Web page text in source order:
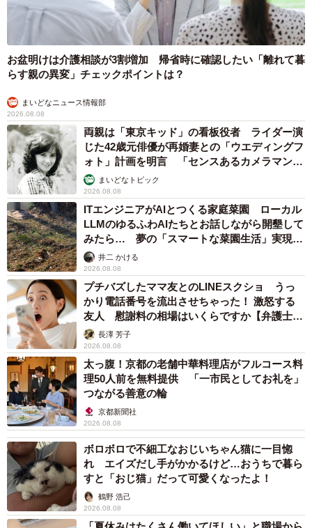
お盆明けは介護相談が3割増加 帰省時に確認したい「離れて暮
らす親の異変」チェックポイントは？
まいどなニュース情報部
2026.08.08
両親は「東京キッド」の看板役者 ライダー演
じた42歳元俳優が再婚妻との「ウエディングフ
ォト」計画を明言 「センスあるカメラマン求
む」まいどなトピック
2026.08.08
ITエンジニアがAIとつくる家庭菜園 ローカル
LLMのゆるふわAIたちとお話しながら開墾して
みたら… 夢の「スマートな菜園生活」実現な
るか井二 かける
2026.08.08
プチバズしたママ友とのLINEスクショ うっ
かり電話番号を流出させちゃった！ 激怒する
友人 慰謝料の相場はいくらですか【弁護士が
解説】長澤 芳子
2026.08.08
太っ腹！京都の老舗中華料理店がフルコース料
理50人前を無料提供 「一市民としてお礼を」
つながる善意の輪
京都新聞社
2026.08.08
ボロボロで不細工なおじいちゃん猫に一目惚
れ エイズだし手がかかるけど…おうちで暮ら
すと「おじ猫」だって可愛くなったよ！
鶴野 浩己
2026.08.08